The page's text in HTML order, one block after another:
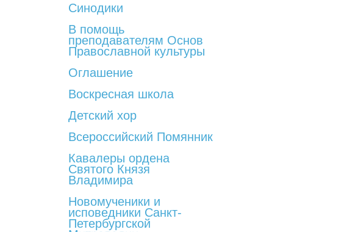
Синодики
В помощь
преподавателям Основ
Православной культуры
Оглашение
Воскресная школа
Детский хор
Всероссийский Помянник
Кавалеры ордена
Святого Князя
Владимира
Новомученики и
исповедники Санкт-
Петербургской